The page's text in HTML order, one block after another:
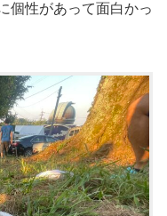
個性があって面白かっ